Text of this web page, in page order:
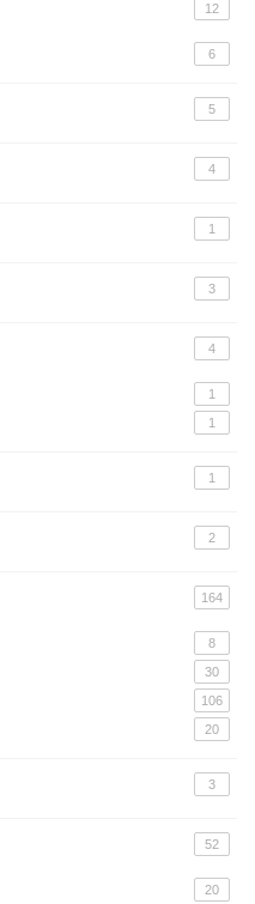
12
6
5
4
1
3
4
1
1
1
2
164
8
30
106
20
3
52
20